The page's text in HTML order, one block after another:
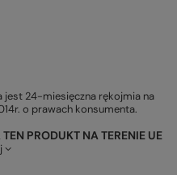
jest 24-miesięczna rękojmia na
o prawach konsumenta.
PRODUKT NA TERENIE UE